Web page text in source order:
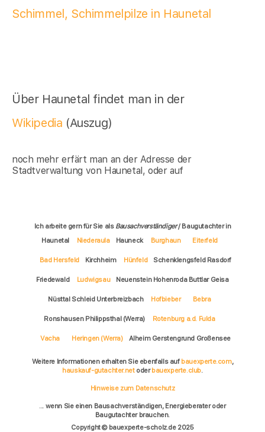
Schimmel, Schimmelpilze in Haunetal
Über Haunetal findet man in der
Wikipedia (Auszug)
noch mehr erfärt man an der Adresse der
Stadtverwaltung von Haunetal, oder auf
Ich arbeite gern für Sie als Bausachverständiger/ Baugutachter in
Haunetal
Niederaula Hauneck Burghaun Eiterfeld
Bad Hersfeld Kirchheim Hünfeld Schenklengsfeld Rasdorf
Friedewald Ludwigsau Neuenstein Hohenroda Buttlar Geisa
Nüsttal Schleid Unterbreizbach Hofbieber Bebra
Ronshausen Philippsthal (Werra) Rotenburg a.d. Fulda
Vacha Heringen (Werra) Alheim Gerstengrund Großensee
Weitere Informationen erhalten Sie ebenfalls auf bauexperte.com,
hauskauf-gutachter.netoderbauexperte.club.
Hinweise zum Datenschutz
... wenn Sie einen Bausachverständigen, Energieberater oder
Baugutachter brauchen.
Copyright © bauexperte-scholz.de 2025